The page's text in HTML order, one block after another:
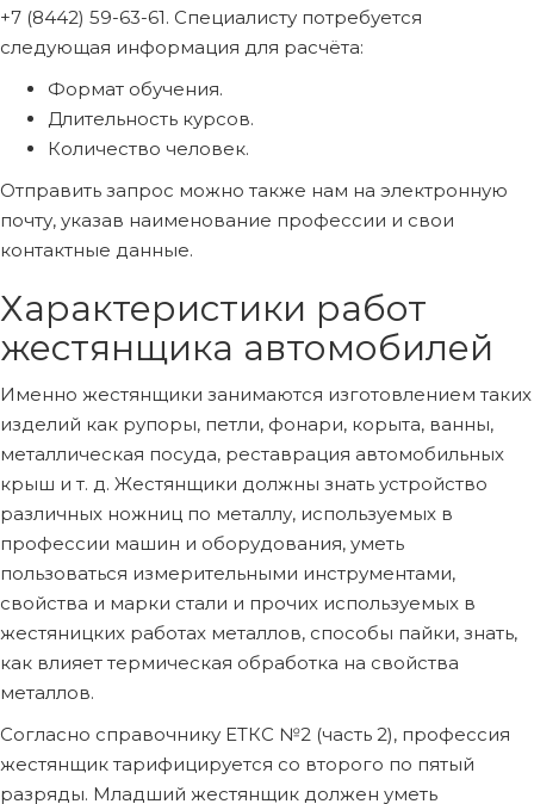
+7 (8442) 59-63-61. Специалисту потребуется
следующая информация для расчёта:
Формат обучения.
Длительность курсов.
Количество человек.
Отправить запрос можно также нам на электронную
почту, указав наименование профессии и свои
контактные данные.
Характеристики работ
жестянщика автомобилей
Именно жестянщики занимаются изготовлением таких
изделий как рупоры, петли, фонари, корыта, ванны,
металлическая посуда, реставрация автомобильных
крыш и т. д. Жестянщики должны знать устройство
различных ножниц по металлу, используемых в
профессии машин и оборудования, уметь
пользоваться измерительными инструментами,
свойства и марки стали и прочих используемых в
жестяницких работах металлов, способы пайки, знать,
как влияет термическая обработка на свойства
металлов.
Согласно справочнику ЕТКС №2 (часть 2), профессия
жестянщик тарифицируется со второго по пятый
разряды. Младший жестянщик должен уметь